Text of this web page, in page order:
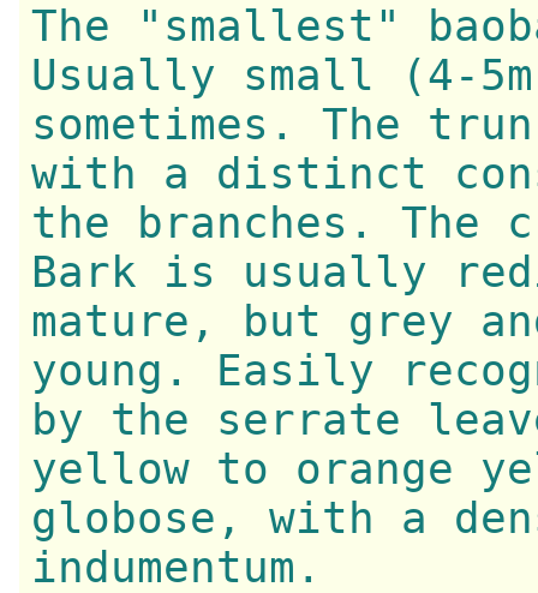
The "smallest"
Usually small (4-
sometimes. The
with a distinct
the branches.
Bark is usually
mature, but grey
young. Easily
by the serrate
yellow to orange
globose, with a
indumentum.